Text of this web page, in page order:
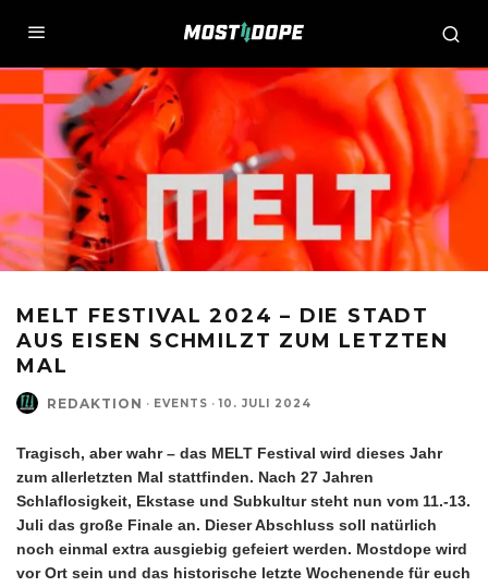
MELT FESTIVAL 2024 – DIE STADT
AUS EISEN SCHMILZT ZUM LETZTEN
MAL
REDAKTION · EVENTS · 10. JULI 2024
Tragisch, aber wahr – das MELT Festival wird dieses Jahr
zum allerletzten Mal stattfinden. Nach 27 Jahren
Schlaflosigkeit, Ekstase und Subkultur steht nun vom 11.-13.
Juli das große Finale an. Dieser Abschluss soll natürlich
noch einmal extra ausgiebig gefeiert werden. Mostdope wird
vor Ort sein und das historische letzte Wochenende für euch